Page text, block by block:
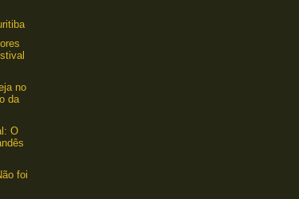
no
da
O
foi